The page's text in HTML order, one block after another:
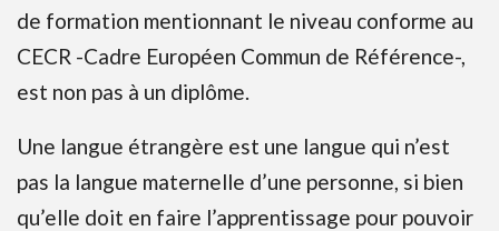
de formation mentionnant le niveau conforme au
CECR -Cadre Européen Commun de Référence-,
est non pas à un diplôme.
Une langue étrangère est une langue qui n’est
pas la langue maternelle d’une personne, si bien
qu’elle doit en faire l’apprentissage pour pouvoir